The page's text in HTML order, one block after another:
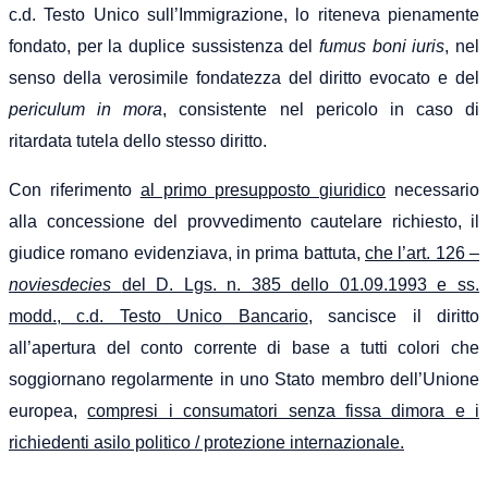
c.d. Testo Unico sull’Immigrazione, lo riteneva pienamente
fondato, per la duplice sussistenza del fumus boni iuris, nel
senso della verosimile fondatezza del diritto evocato e del
periculum in mora, consistente nel pericolo in caso di
ritardata tutela dello stesso diritto.
Con riferimento al primo presupposto giuridico necessario
alla concessione del provvedimento cautelare richiesto, il
giudice romano evidenziava, in prima battuta, che l’art. 126 –
noviesdecies del D. Lgs. n. 385 dello 01.09.1993 e ss.
modd., c.d. Testo Unico Bancario, sancisce il diritto
all’apertura del conto corrente di base a tutti colori che
soggiornano regolarmente in uno Stato membro dell’Unione
europea,compresi i consumatori senza fissa dimora e i
richiedenti asilo politico / protezione internazionale.